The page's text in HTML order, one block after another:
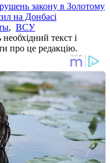
закону в Золотому
на Донбасі
, ВСУ
текст і
про це редакцію.